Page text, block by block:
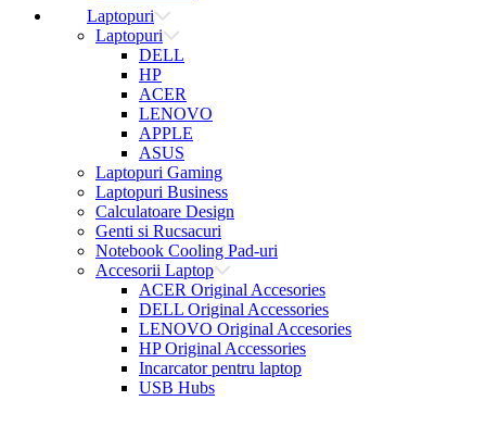
Laptopuri
Laptopuri
DELL
HP
ACER
LENOVO
APPLE
ASUS
Laptopuri Gaming
Laptopuri Business
Calculatoare Design
Genti si Rucsacuri
Notebook Cooling Pad-uri
Accesorii Laptop
ACER Original Accesories
DELL Original Accessories
LENOVO Original Accesories
HP Original Accessories
Incarcator pentru laptop
USB Hubs